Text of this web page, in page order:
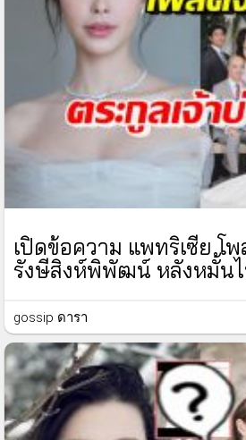
เปิดข้อความ แพทริเซีย โ
รังษีสิงห์พิพัฒน์ หลังหมั้นไ
gossip ดารา